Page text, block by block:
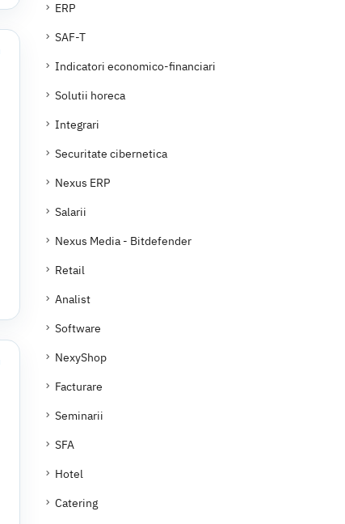
ERP
SAF-T
Indicatori economico-financiari
Solutii horeca
Integrari
Securitate cibernetica
Nexus ERP
Salarii
Nexus Media - Bitdefender
Retail
Analist
Software
NexyShop
Facturare
Seminarii
SFA
Hotel
Catering